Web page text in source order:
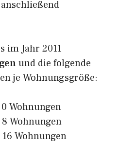
im Jahr 2011
und die folgende
je Wohnungsgröße:
Wohnungen
Wohnungen
Wohnungen